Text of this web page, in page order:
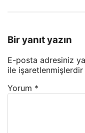
Bir yanıt yazın
E-posta adresiniz
ile işaretlenmişlerdir
Yorum *